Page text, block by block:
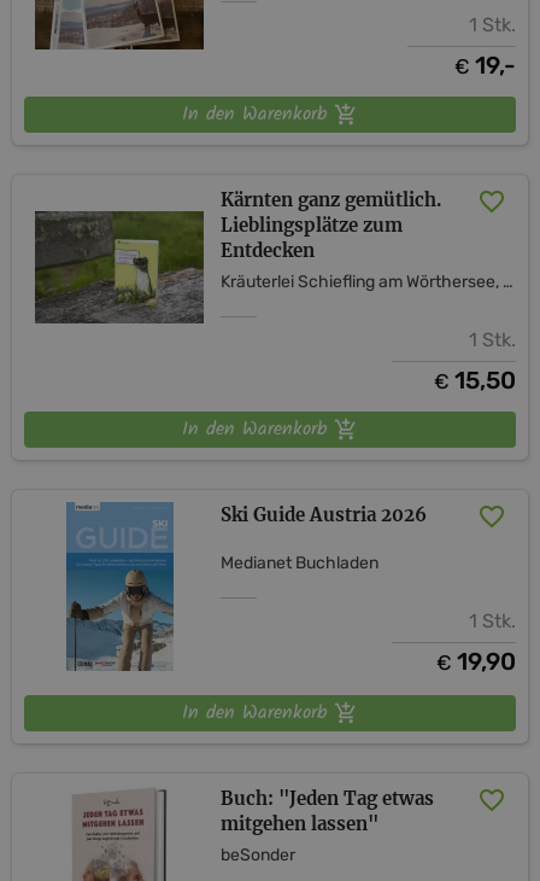
1 Stk.
€ 19,-
In den Warenkorb
Kärnten ganz gemütlich.
Lieblingsplätze zum
Entdecken
Kräuterlei Schiefling am Wörthersee, vulgo Kozian
1 Stk.
€ 15,50
In den Warenkorb
Ski Guide Austria 2026
Medianet Buchladen
1 Stk.
€ 19,90
In den Warenkorb
Buch: "Jeden Tag etwas
mitgehen lassen"
beSonder